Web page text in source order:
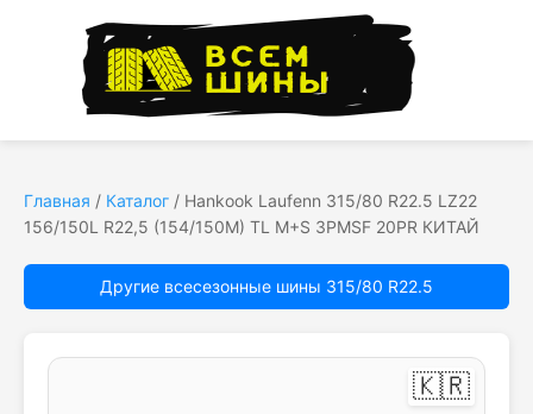
Главная / Каталог / Hankook Laufenn 315/80 R22.5 LZ22
156/150L R22,5 (154/150M) TL M+S 3PMSF 20PR КИТАЙ
Другие всесезонные шины 315/80 R22.5
🇰🇷